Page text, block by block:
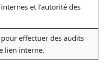
et l’autorité des
effectuer des audits
lien interne.